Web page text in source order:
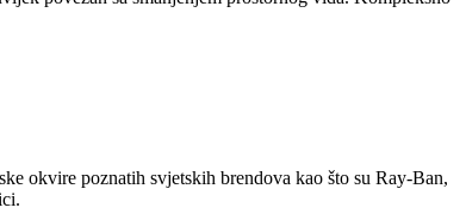
okvire poznatih svjetskih brendova kao što su Ray-Ban,